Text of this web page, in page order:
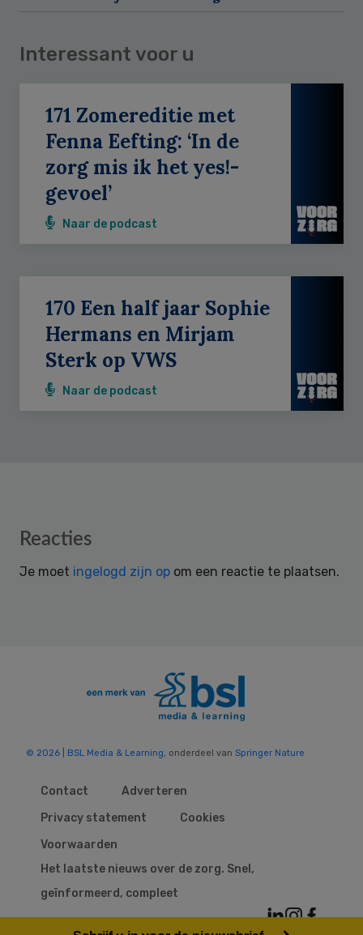
Interessant voor u
171 Zomereditie met
Fenna Eefting: ‘In de
zorg mis ik het yes!-
gevoel’
Naar de podcast
170 Een half jaar Sophie
Hermans en Mirjam
Sterk op VWS
Naar de podcast
Reader
Reacties
Je moet ingelogd zijn op om een reactie te plaatsen.
© 2026 | BSL Media & Learning , onderdeel van Springer Nature
Contact
Adverteren
Privacy statement
Cookies
Voorwaarden
Het laatste nieuws over de zorg. Snel,
geïnformeerd, compleet